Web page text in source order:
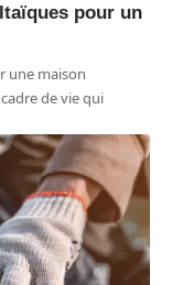
pour un
une maison
de vie qui